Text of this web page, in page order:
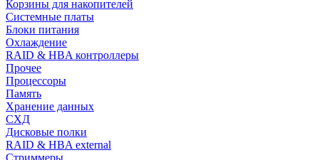
Корзины для накопителей
Системные платы
Блоки питания
Охлаждение
RAID & HBA контроллеры
Прочее
Процессоры
Память
Хранение данных
СХД
Дисковые полки
RAID & HBA external
Стриммеры